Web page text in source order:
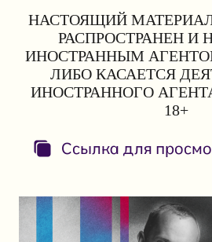
НАСТОЯЩИЙ
РАСПРОСТРАНЕН И
ИНОСТРАННЫМ АГЕНТОМ
ЛИБО КАСАЕТСЯ
ИНОСТРАННОГО АГЕНТА
18+
Ссылка для